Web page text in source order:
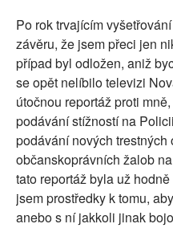
Po rok trvajícím
závěru, že jsem přeci jen
případ byl odložen, aniž
se opět nelíbilo televizi
útočnou reportáž proti
podávání stížností na
podávání nových trestných
občanskoprávních žalob
tato reportáž byla už
jsem prostředky k tomu,
anebo s ní jakkoli jinak